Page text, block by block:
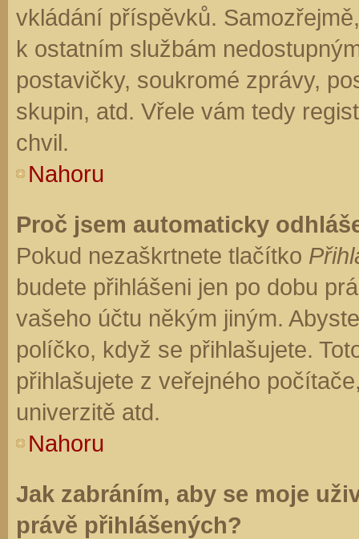
vkládání příspěvků.
k ostatním službám
postavičky, soukromé zprávy,
skupin, atd. Vřele vám tedy
chvil.
Nahoru
Proč jsem automaticky
Pokud nezaškrtnete tlačítko
budete přihlášeni jen po dobu
vašeho účtu někým jiným.
políčko, když se přihlašujete.
přihlašujete z veřejného
univerzitě atd.
Nahoru
Jak zabráním, aby se moje
právě přihlášených?